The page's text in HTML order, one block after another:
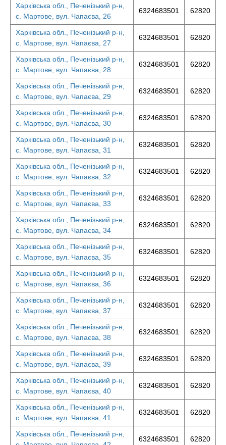
Харківська обл., Печенізький р-н,
с. Мартове, вул. Чапаєва, 26
6324683501 62820
Харківська обл., Печенізький р-н,
с. Мартове, вул. Чапаєва, 27
6324683501 62820
Харківська обл., Печенізький р-н,
с. Мартове, вул. Чапаєва, 28
6324683501 62820
Харківська обл., Печенізький р-н,
с. Мартове, вул. Чапаєва, 29
6324683501 62820
Харківська обл., Печенізький р-н,
с. Мартове, вул. Чапаєва, 30
6324683501 62820
Харківська обл., Печенізький р-н,
с. Мартове, вул. Чапаєва, 31
6324683501 62820
Харківська обл., Печенізький р-н,
с. Мартове, вул. Чапаєва, 32
6324683501 62820
Харківська обл., Печенізький р-н,
с. Мартове, вул. Чапаєва, 33
6324683501 62820
Харківська обл., Печенізький р-н,
с. Мартове, вул. Чапаєва, 34
6324683501 62820
Харківська обл., Печенізький р-н,
с. Мартове, вул. Чапаєва, 35
6324683501 62820
Харківська обл., Печенізький р-н,
с. Мартове, вул. Чапаєва, 36
6324683501 62820
Харківська обл., Печенізький р-н,
с. Мартове, вул. Чапаєва, 37
6324683501 62820
Харківська обл., Печенізький р-н,
с. Мартове, вул. Чапаєва, 38
6324683501 62820
Харківська обл., Печенізький р-н,
с. Мартове, вул. Чапаєва, 39
6324683501 62820
Харківська обл., Печенізький р-н,
с. Мартове, вул. Чапаєва, 40
6324683501 62820
Харківська обл., Печенізький р-н,
с. Мартове, вул. Чапаєва, 41
6324683501 62820
Харківська обл., Печенізький р-н,
6324683501 62820